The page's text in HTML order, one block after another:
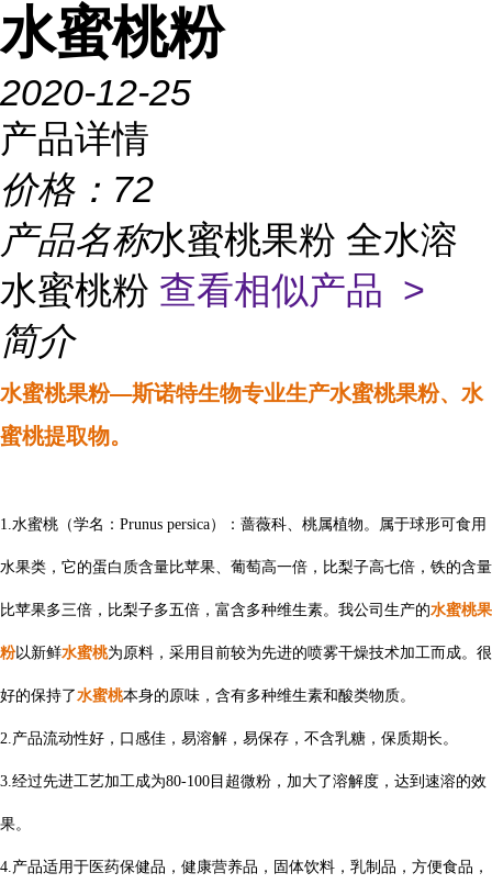
水蜜桃粉
2020-12-25
产品详情
价格： 72
产品名称水蜜桃果粉 全水溶
水蜜桃粉 查看相似产品 >
简介
水蜜桃果粉—斯诺特生物专业生产水蜜桃果粉、 水
蜜桃提取物。
1.水蜜桃（学名：Prunus persica）：蔷薇科、桃属植物。属于球形可食用
水果类，它的蛋白质含量比苹果、葡萄高一倍，比梨子高七倍，铁的含量
比苹果多三倍，比梨子多五倍，富含多种维生素。 我公司生产的水蜜桃果
粉以新鲜水蜜桃为原料，采用目前较为先进的喷雾干燥技术加工而成。很
好的保持了水蜜桃本身的原味，含有多种维生素和酸类物质。
2.产品流动性好，口感佳，易溶解，易保存，不含乳糖，保质期长。
3.经过先进工艺加工成为80-100目超微粉，加大了溶解度，达到速溶的效
果。
4.产品适用于医药保健品，健康营养品，固体饮料，乳制品，方便食品，